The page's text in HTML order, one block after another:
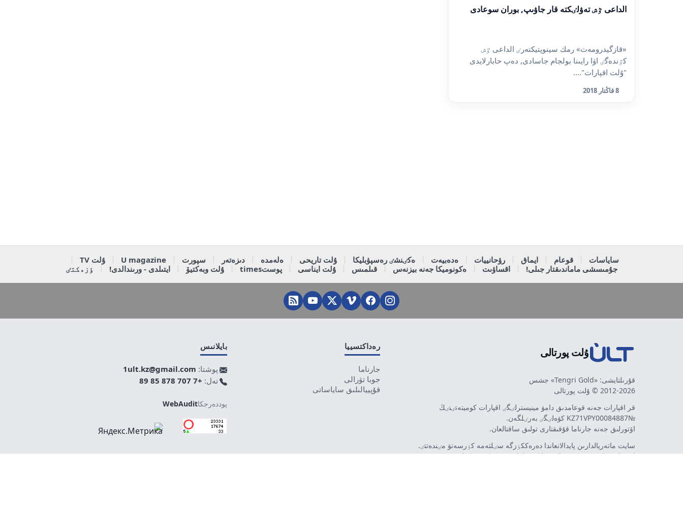
الداعى ٷش تەۋلٸكتە قار جاۋىپ, بوران سوعادى
«قازگيدرومەت» رمك سينوپتيكتەرٸ الداعى ٷش
كٷندەگٸ اۋا رايىنا بولجام جاسادى, دەپ حابارلايدى
"ۇلت اقپارات"....
8 قاڭتار 2018
ساياسات قوعام ايماق رۋحانييات ەدەبيەت ەكٸنشٸ رەسپۋبليكا ۇلت تاريحى ەلەمدە دىزەتەر سپورت U magazine
ۇلت TV
جۇمىسشى ماماندىقتار جىلى!
اقساۋىت ەكونوميكا جەنە بيزنەس قىلمىس ۇلت ايناسى پوستtimes ۇلت وبەكتيۆ ايتىلدى - ورىندالدى! ٶزەكتٸ
ۇلت پورتالى
قۇرىلتايشى: «Tengri Gold» جشس
2012-2026 © ۇلت پورتالى
قر اقپارات جەنە قوعامدىق دامۋ مينيسترلٸگٸ اقپارات كوميتەتٸنٸڭ
№KZ71VPY00084887 كۋەلٸگٸ بەرٸلگەن.
اۆتورلىق جەنە جارناما قۇقىقتارى تولىق ساقتالعان.
سايت ماتەريالدارىن پايدالانعاندا دەرەككٶزگە سٸلتەمە كٶرسەتۋ مٸندەتتٸ.
اۆتورلار پٸكٸرٸ مەن رەداكتسييا كٶزقاراسى سەيكەس كەلە بەرمەۋٸ
رەداكتسييا
جارناما
جوبا تۋرالى
قۇپييالىلىق ساياساتى
بايلانىس
پوشتا: 1ult.kz@gmail.com
تەل: +7 707 878 85 89
پوددەرجكاWebAudit